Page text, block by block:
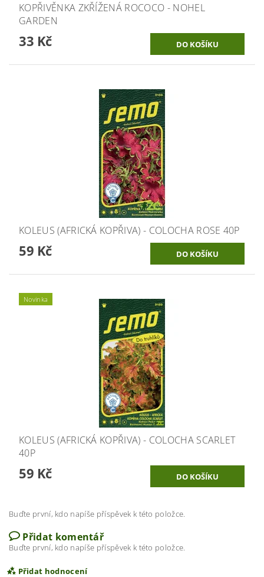
KOPŘIVĚNKA ZKŘÍŽENÁ ROCOCO - NOHEL
GARDEN
33 Kč
KOLEUS (AFRICKÁ KOPŘIVA) - COLOCHA ROSE 40P
59 Kč
Novinka
KOLEUS (AFRICKÁ KOPŘIVA) - COLOCHA SCARLET
40P
59 Kč
Buďte první, kdo napíše příspěvek k této položce.
Přidat komentář
Buďte první, kdo napíše příspěvek k této položce.
Přidat hodnocení